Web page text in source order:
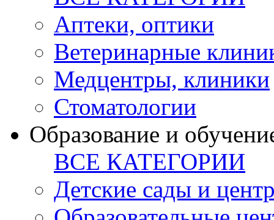
Аптеки, оптики
Ветеринарные
Медцентры, клиники
Стоматологии
Образование и
ВСЕ КАТЕГОРИИ
Детские сады и